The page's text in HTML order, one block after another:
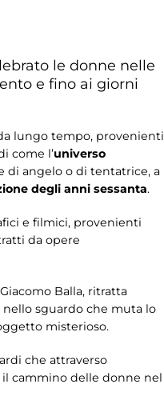
le donne nelle
e fino ai giorni
lungo tempo, provenienti
come l’universo
di angelo o di tentatrice, a
degli anni sessanta.
e filmici, provenienti
da opere
Balla, ritratta
nello sguardo che muta lo
misterioso.
che attraverso
cammino delle donne nel